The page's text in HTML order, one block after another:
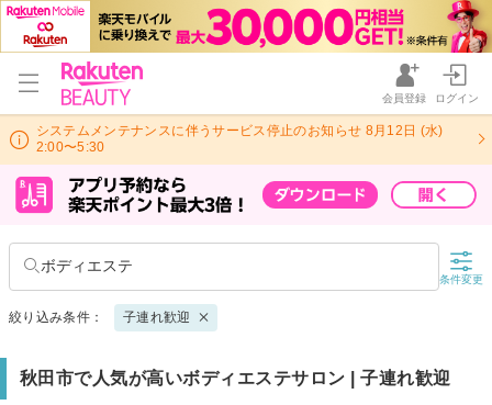
会員登録 ログイン
システムメンテナンスに伴うサービス停止のお知らせ 8月12日 (水)
2:00〜5:30
ボディエステ
条件変更
絞り込み条件： 子連れ歓迎
秋田市で人気が高いボディエステサロン | 子連れ歓迎